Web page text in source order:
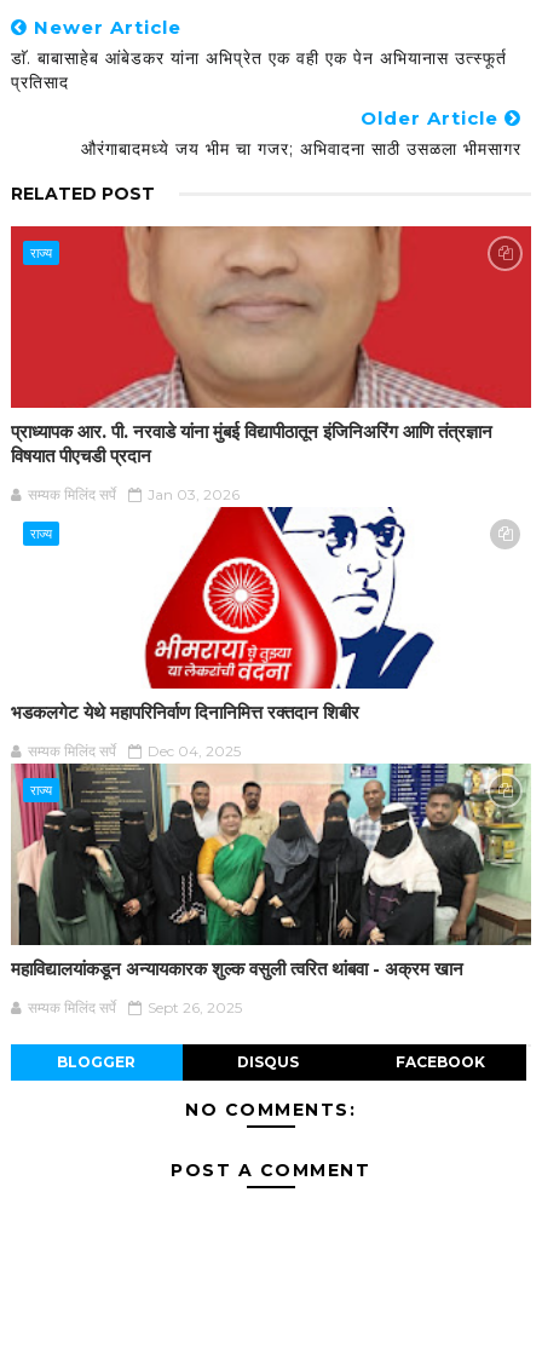
Newer Article
डाॅ. बाबासाहेब आंबेडकर यांना अभिप्रेत एक वही एक पेन अभियानास उत्स्फूर्त
प्रतिसाद
Older Article
औरंगाबादमध्ये जय भीम चा गजर; अभिवादना साठी उसळला भीमसागर
RELATED POST
राज्य
प्राध्यापक आर. पी. नरवाडे यांना मुंबई विद्यापीठातून इंजिनिअरिंग आणि तंत्रज्ञान
विषयात पीएचडी प्रदान
सम्यक मिलिंद सर्पे Jan 03, 2026
राज्य
भडकलगेट येथे महापरिनिर्वाण दिनानिमित्त रक्तदान शिबीर
सम्यक मिलिंद सर्पे Dec 04, 2025
राज्य
महाविद्यालयांकडून अन्यायकारक शुल्क वसुली त्वरित थांबवा - अक्रम खान
सम्यक मिलिंद सर्पे Sept 26, 2025
BLOGGER DISQUS FACEBOOK
NO COMMENTS:
POST A COMMENT